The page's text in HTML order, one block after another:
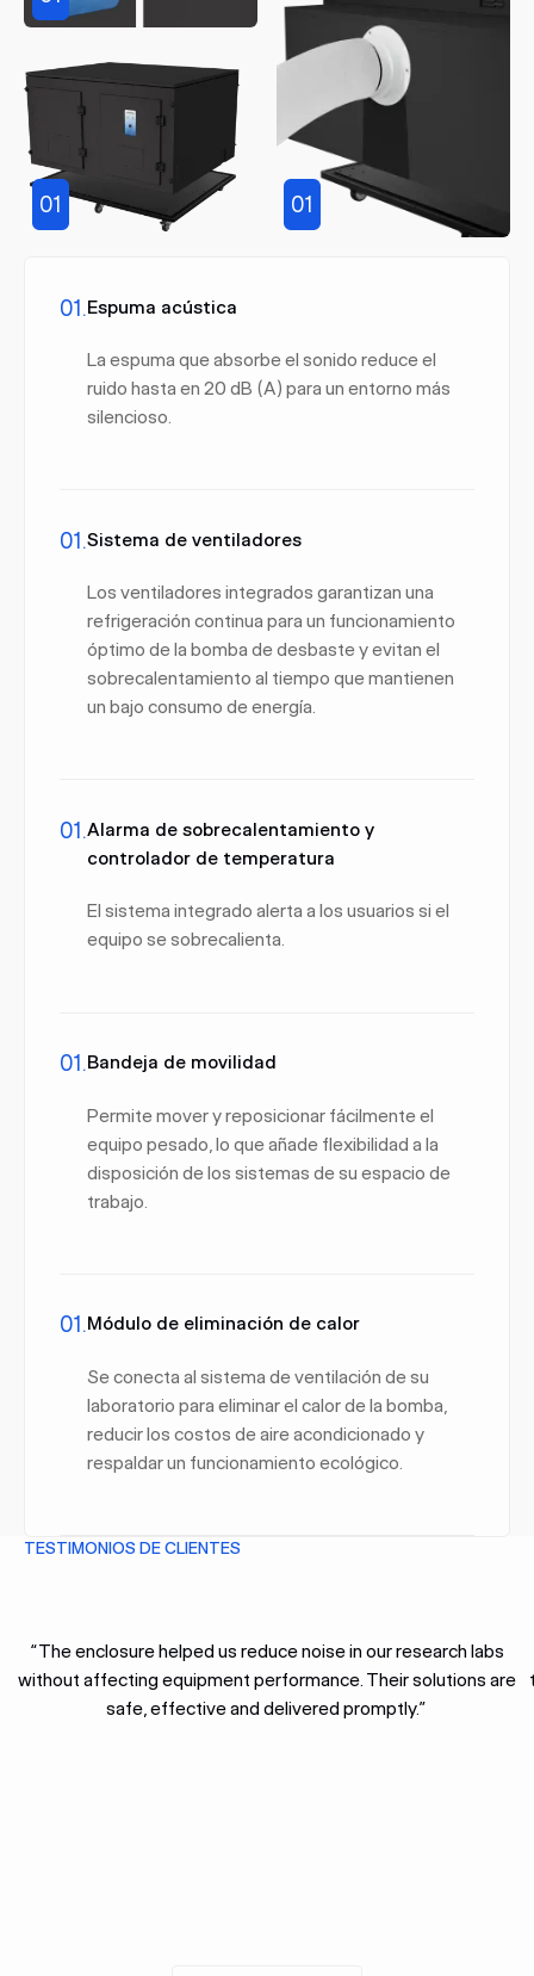
01 01
01.Espuma acústica
La espuma que absorbe el sonido reduce el
ruido hasta en 20 dB (A) para un entorno más
silencioso.
01.Sistema de ventiladores
Los ventiladores integrados garantizan una
refrigeración continua para un funcionamiento
óptimo de la bomba de desbaste y evitan el
sobrecalentamiento al tiempo que mantienen
un bajo consumo de energía.
01.Alarma de sobrecalentamiento y
controlador de temperatura
El sistema integrado alerta a los usuarios si el
equipo se sobrecalienta.
01.Bandeja de movilidad
Permite mover y reposicionar fácilmente el
equipo pesado, lo que añade flexibilidad a la
disposición de los sistemas de su espacio de
trabajo.
01.Módulo de eliminación de calor
Se conecta al sistema de ventilación de su
laboratorio para eliminar el calor de la bomba,
reducir los costos de aire acondicionado y
respaldar un funcionamiento ecológico.
TESTIMONIOS DE CLIENTES
“The enclosure helped us reduce noise in our research labs
without affecting equipment performance. Their solutions are
safe, effective and delivered promptly.”